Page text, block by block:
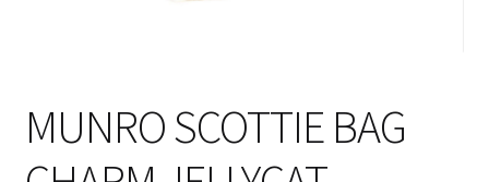
MUNRO SCOTTIE BAG